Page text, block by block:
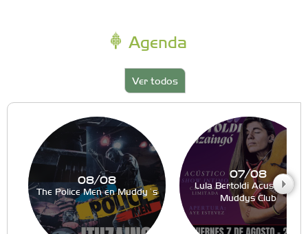
Agenda
Ver todos
08/08
The Police Men en Muddy´s
07/08
Lula Bertoldi Acustico en
Muddys Club